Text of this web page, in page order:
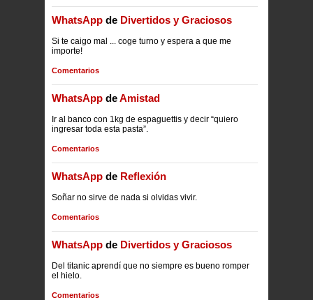
WhatsApp de Divertidos y Graciosos
Si te caigo mal ... coge turno y espera a que me
importe!
Comentarios
WhatsApp deAmistad
Ir al banco con 1kg de espaguettis y decir “quiero
ingresar toda esta pasta”.
Comentarios
WhatsApp de Reflexión
Soñar no sirve de nada si olvidas vivir.
Comentarios
WhatsApp de Divertidos y Graciosos
Del titanic aprendí que no siempre es bueno romper
el hielo.
Comentarios